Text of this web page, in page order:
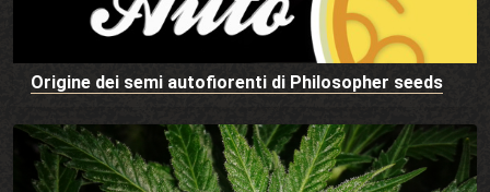
Origine dei semi autofiorenti di Philosopher seeds